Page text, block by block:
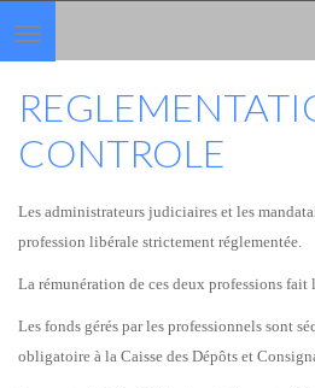
Toggle
navigation
CONTROLE
Les administrateurs judiciaires et les
profession libérale strictement réglementée.
La rémunération de ces deux professions
Les fonds gérés par les professionnels sont
obligatoire à la Caisse des Dépôts et